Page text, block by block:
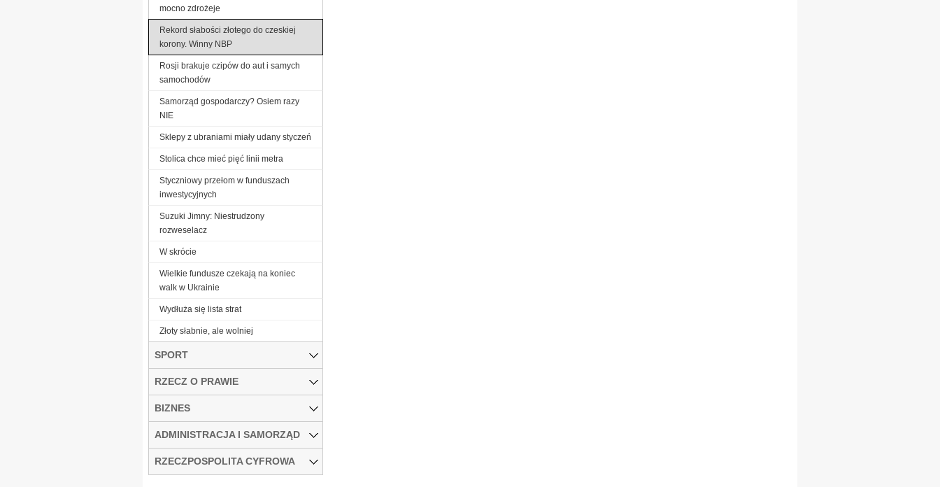
mocno zdrożeje
Rekord słabości złotego do czeskiej
korony. Winny NBP
Rosji brakuje czipów do aut i samych
samochodów
Samorząd gospodarczy? Osiem razy
NIE
Sklepy z ubraniami miały udany styczeń
Stolica chce mieć pięć linii metra
Styczniowy przełom w funduszach
inwestycyjnych
Suzuki Jimny: Niestrudzony
rozweselacz
W skrócie
Wielkie fundusze czekają na koniec
walk w Ukrainie
Wydłuża się lista strat
Złoty słabnie, ale wolniej
SPORT
RZECZ O PRAWIE
BIZNES
ADMINISTRACJA I SAMORZĄD
RZECZPOSPOLITA CYFROWA